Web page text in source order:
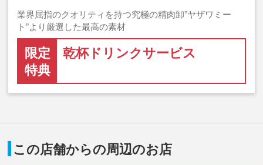
業界屈指のクオリティを持つ究極の精肉卸”ヤザワミー
ト”より厳選した最高の素材
限定
特典
乾杯ドリンクサービス
この店舗からの周辺のお店